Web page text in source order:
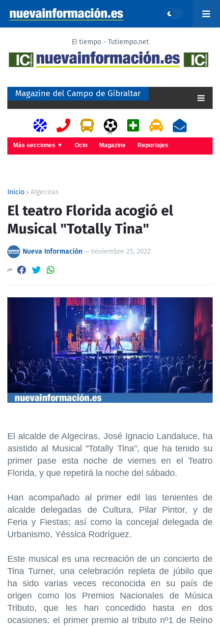
El tiempo - Tutiempo.net
Magazine del Campo de Gibraltar
A
Más secciones ▼ Ocio Magazine Reportajes
Inicio Algeciras
El teatro Florida acogió el
Musical "Totally Tina"
Nueva Información— noviembre 25, 2022
El alcalde de Algeciras, José Ignacio Landaluce, ha
asistido al Musical "Totally Tina", que ha tenido su
primer pase esta noche de viernes en el Teatro
Florida, y que repetirá la noche del sábado.
Han acompañado al primer edil las tenientes de
alcalde delegadas de Cultura, Pilar Pintor, y de
Feria y Fiestas; así como la concejal delegada de
Urbanismo, Yéssica Rodríguez.
Este musical es una recreación de un concierto de
Tina Turner, una celebración repleta de júbilo que
ha sido varias veces reconocida en su país de
origen como los Premios Nacionales de Música
Tributo, que les han concedido hasta en dos
ocasiones: el primer premio al tributo nº1 de Reino